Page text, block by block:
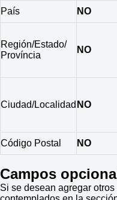
País NO
Región/Estado/
Província
NO
Ciudad/Localidad NO
Código Postal NO
Campos
Si se desean agregar